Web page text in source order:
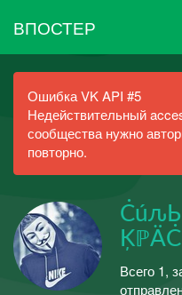
ВПОСТЕР
Ошибка VK API #5
Недействительный
сообщества нужно
повторно.
Всего 1,